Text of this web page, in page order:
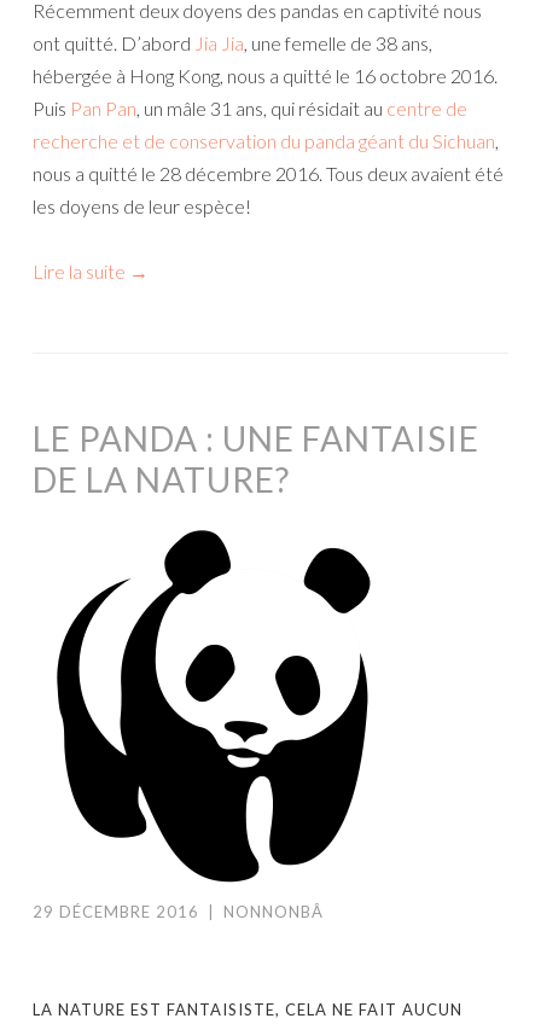
Récemment deux doyens des pandas en captivité nous
ont quitté. D’abord Jia Jia, une femelle de 38 ans,
hébergée à Hong Kong, nous a quitté le 16 octobre 2016.
Puis Pan Pan, un mâle 31 ans, qui résidait au centre de
recherche et de conservation du panda géant du Sichuan,
nous a quitté le 28 décembre 2016. Tous deux avaient été
les doyens de leur espèce!
Lire la suite →
LE PANDA : UNE FANTAISIE
DE LA NATURE?
29 DÉCEMBRE 2016 NONNONBÂ
LA NATURE EST FANTAISISTE, CELA NE FAIT AUCUN